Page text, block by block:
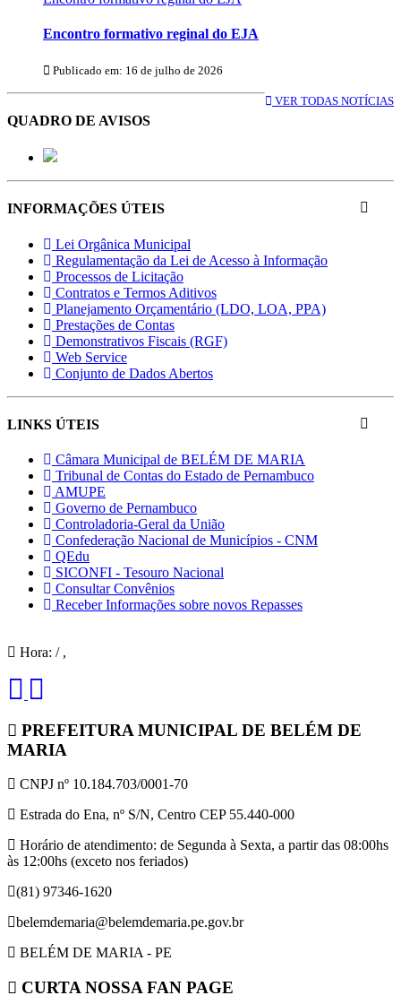
Encontro formativo reginal do EJA
Publicado em: 16 de julho de 2026
VER TODAS NOTÍCIAS
QUADRO DE AVISOS
INFORMAÇÕES ÚTEIS
Lei Orgânica Municipal
Regulamentação da Lei de Acesso à Informação
Processos de Licitação
Contratos e Termos Aditivos
Planejamento Orçamentário (LDO, LOA, PPA)
Prestações de Contas
Demonstrativos Fiscais (RGF)
Web Service
Conjunto de Dados Abertos
LINKS ÚTEIS
Câmara Municipal de BELÉM DE MARIA
Tribunal de Contas do Estado de Pernambuco
AMUPE
Governo de Pernambuco
Controladoria-Geral da União
Confederação Nacional de Municípios - CNM
QEdu
SICONFI - Tesouro Nacional
Consultar Convênios
Receber Informações sobre novos Repasses
Hora: / ,
PREFEITURA MUNICIPAL DE BELÉM DE
MARIA
CNPJ nº 10.184.703/0001-70
Estrada do Ena, nº S/N, Centro CEP 55.440-000
Horário de atendimento: de Segunda à Sexta, a partir das 08:00hs
às 12:00hs (exceto nos feriados)
(81) 97346-1620
belemdemaria@belemdemaria.pe.gov.br
BELÉM DE MARIA - PE
CURTA NOSSA FAN PAGE